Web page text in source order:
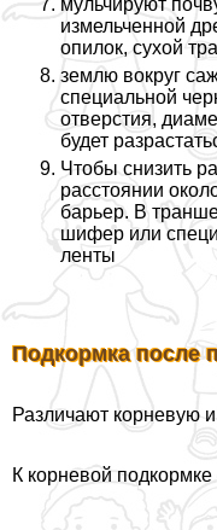
измельченной
опилок, сухой
землю вокруг
специальной
отверстия,
будет
Чтобы снизить
расстоянии
барьер. В
шифер или
ленты
Подкормка после
Различают корневую
К корневой подкормке